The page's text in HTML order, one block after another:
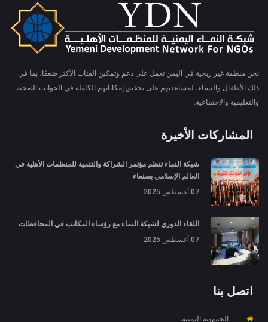
نحن منظمة غير ربحية في اليمن تعمل على دعم وتمكين الفئات الأكثر ضعفًا، بما في
ذلك الأطفال والنساء، لمساعدتهم على تحقيق إمكاناتهم الكاملة في الجوانب الصحية
والتعليمية والاجتماعية.
المشاركات الأخيرة
شبكة النماء تنظم مؤتمر الشراكة والتنمية للمنظمات الأهلية في
العالم الإسلامي بصنعاء
07 أغسطس 2025
اللقاء الدوري لشبكة النماء مع رؤساء المكاتب في المحافظات
07 أغسطس 2025
اتصل بنا
الجمهوية اليمنية